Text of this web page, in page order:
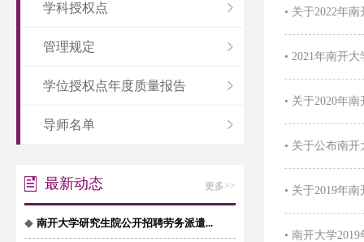
学科授权点
管理规定
学位授权点年度质量报告
导师名单
最新动态 更多>>
◆ 南开大学研究生院公开招聘劳务派遣...
• 关于2022年
• 2021年南开
• 关于2020年
• 关于公布南开
• 关于2019年
• 南开大学